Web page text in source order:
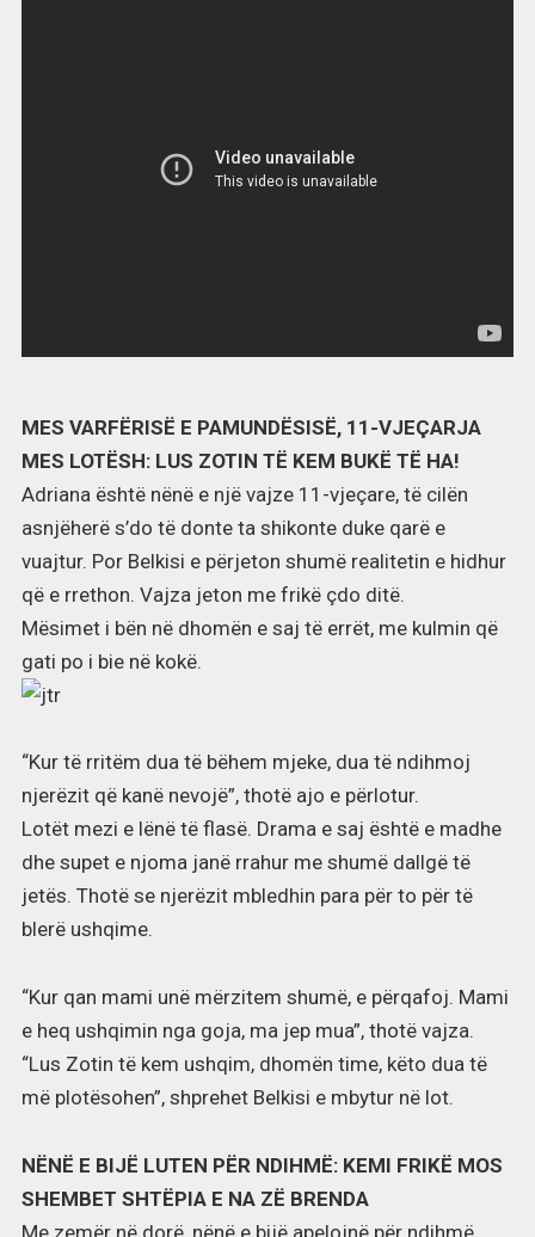
MES VARFËRISË E PAMUNDËSISË, 11-VJEÇARJA
MES LOTËSH: LUS ZOTIN TË KEM BUKË TË HA!
Adriana është nënë e një vajze 11-vjeçare, të cilën
asnjëherë s’do të donte ta shikonte duke qarë e
vuajtur. Por Belkisi e përjeton shumë realitetin e hidhur
që e rrethon. Vajza jeton me frikë çdo ditë.
Mësimet i bën në dhomën e saj të errët, me kulmin që
gati po i bie në kokë.
“Kur të rritëm dua të bëhem mjeke, dua të ndihmoj
njerëzit që kanë nevojë”, thotë ajo e përlotur.
Lotët mezi e lënë të flasë. Drama e saj është e madhe
dhe supet e njoma janë rrahur me shumë dallgë të
jetës. Thotë se njerëzit mbledhin para për to për të
blerë ushqime.
“Kur qan mami unë mërzitem shumë, e përqafoj. Mami
e heq ushqimin nga goja, ma jep mua”, thotë vajza.
“Lus Zotin të kem ushqim, dhomën time, këto dua të
më plotësohen”, shprehet Belkisi e mbytur në lot.
NËNË E BIJË LUTEN PËR NDIHMË: KEMI FRIKË MOS
SHEMBET SHTËPIA E NA ZË BRENDA